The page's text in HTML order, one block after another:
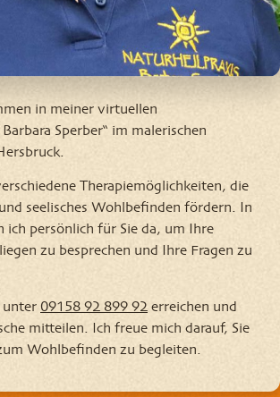
in meiner virtuellen
Sperber“ im malerischen
Therapiemöglichkeiten, die
seelisches Wohlbefinden fördern. In
ich persönlich für Sie da, um Ihre
zu besprechen und Ihre Fragen zu
unter09158 92 899 92erreichen und
mitteilen. Ich freue mich darauf, Sie
Wohlbefinden zu begleiten.